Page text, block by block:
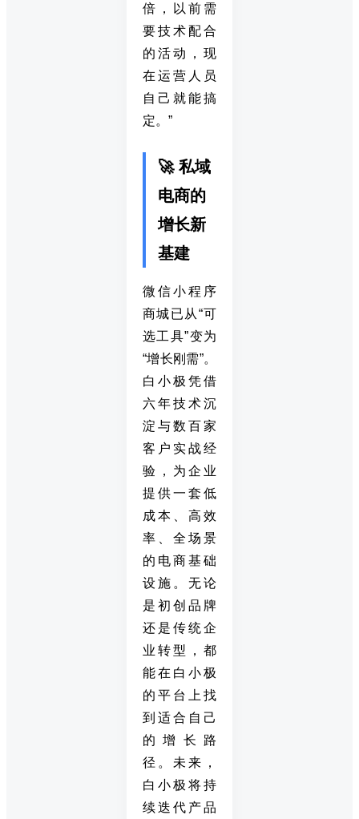
倍，以前需
要技术配合
的活动，现
在运营人员
自己就能搞
定。”
🚀 私域
电商的
增长新
基建
微信小程序
商城已从“可
选工具”变为
“增长刚需”。
白小极凭借
六年技术沉
淀与数百家
客户实战经
验，为企业
提供一套低
成本、高效
率、全场景
的电商基础
设施。无论
是初创品牌
还是传统企
业转型，都
能在白小极
的平台上找
到适合自己
的增长路
径。未来，
白小极将持
续迭代产品